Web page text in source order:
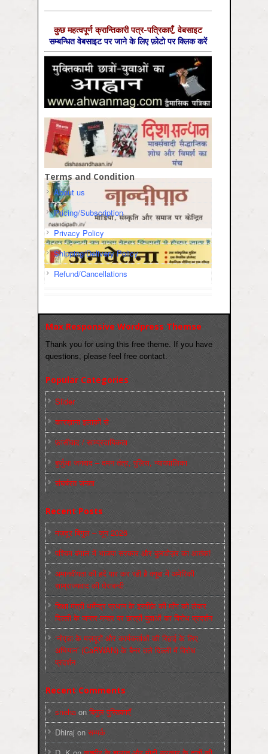
कुछ महत्‍वपूर्ण क्रान्तिकारी पत्र-पत्रिकाएँ, वेबसाइट
सम्‍बन्धित वेबसाइट पर जाने के लिए फ़ोटो पर क्लिक करें
Terms and Condition
About us
Pricing/Subscription
Privacy Policy
Shipping/Delivery Policy
Refund/Cancellations
Max Responsive Wordpress Themse
Thank you for using this free theme. If you have
questions, please feel free contact.
Popular Categories
Slider
कारख़ाना इलाक़ों से
फ़ासीवाद / साम्‍प्रदायिकता
बुर्जुआ जनवाद – दमन तंत्र, पुलिस, न्‍यायपालिका
संघर्षरत जनता
Recent Posts
मज़दूर बिगुल – जून 2026
पश्चिम बंगाल में भाजपा सरकार और बुलडोज़र का आतंक!
अमानवीयता की हदें पार कर रही है क्यूबा में अमेरिकी
साम्राज्यवाद की घेराबन्दी
शिक्षा मंत्री धर्मेन्द्र प्रधान के इस्तीफ़े की माँग को लेकर
दिल्ली के जन्तर-मन्तर पर छात्रों-युवाओं का विरोध प्रदर्शन
‘नोएडा के मज़दूरों और कार्यकर्ताओं की रिहाई के लिए
अभियान’ (CaRWAN) के बैनर तले दिल्ली में विरोध
प्रदर्शन
Recent Comments
sneha on बिगुल पुस्तिकाएँ
Dhiraj on सम्पर्क